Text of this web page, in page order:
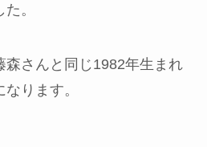
。
森さんと同じ1982年生まれ
ります。